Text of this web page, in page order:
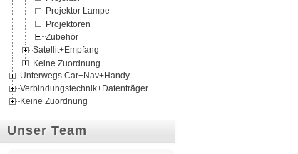
Projektor Lampe
Projektoren
Zubehör
Satellit+Empfang
Keine Zuordnung
Unterwegs Car+Nav+Handy
Verbindungstechnik+Datenträger
Keine Zuordnung
Unser Team